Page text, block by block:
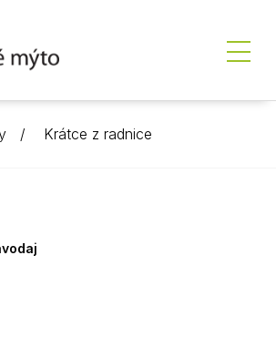
Krátce z radnice